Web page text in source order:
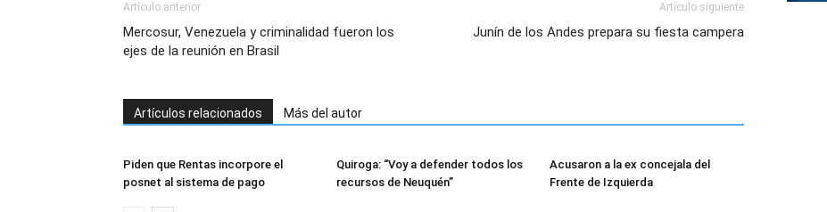
Artículo anterior
Mercosur, Venezuela y criminalidad fueron los
ejes de la reunión en Brasil
Artículo siguiente
Junín de los Andes prepara su fiesta campera
Artículos relacionados Más del autor
Piden que Rentas incorpore el
posnet al sistema de pago
Quiroga: “Voy a defender todos los
recursos de Neuquén”
Acusaron a la ex concejala del
Frente de Izquierda